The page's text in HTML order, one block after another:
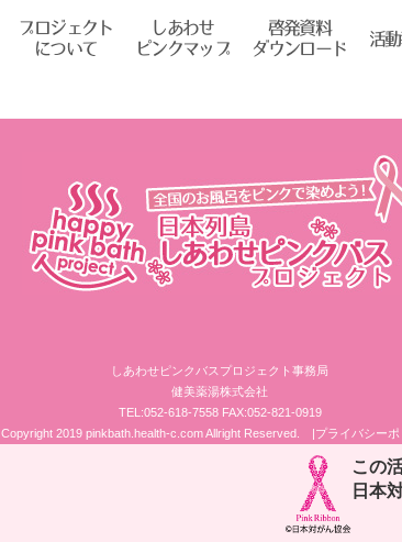
プロジェクト
について
しあわせ
ピンクマップ
啓発資料
ダウンロード
活
しあわせピンクバスプロジェクト事務局
健美薬湯株式会社
TEL:052-618-7558 FAX:052-821-0919
Copyright 2019 pinkbath.health-c.com Allright Reserved.
|プライバシーポ
この
日本